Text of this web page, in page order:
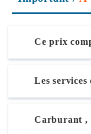
Ce prix
Les
Carburant ,